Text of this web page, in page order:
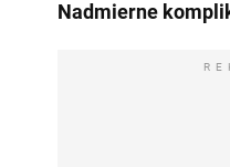
Nadmierne